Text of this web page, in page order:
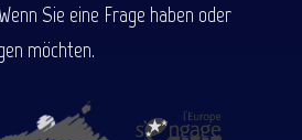
Sie eine Frage haben oder
möchten.